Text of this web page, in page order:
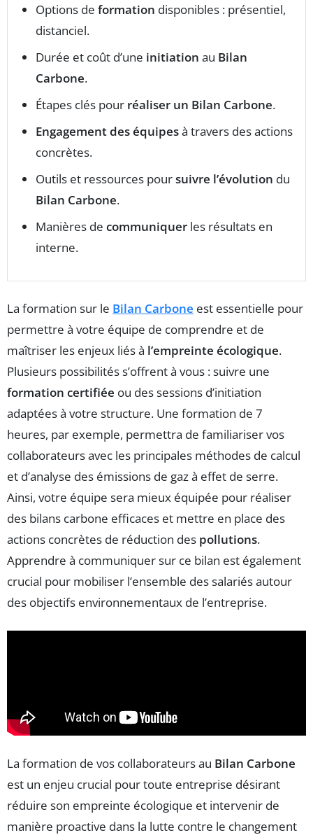
Options de formation disponibles : présentiel,
distanciel.
Durée et coût d’une initiation au Bilan
Carbone.
Étapes clés pour réaliser un Bilan Carbone.
Engagement des équipesà travers des actions
concrètes.
Outils et ressources poursuivre l’évolution du
Bilan Carbone.
Manières de communiquer les résultats en
interne.
La formation sur le Bilan Carbone est essentielle pour
permettre à votre équipe de comprendre et de
maîtriser les enjeux liés à l’empreinte écologique.
Plusieurs possibilités s’offrent à vous : suivre une
formation certifiée ou des sessions d’initiation
adaptées à votre structure. Une formation de 7
heures, par exemple, permettra de familiariser vos
collaborateurs avec les principales méthodes de calcul
et d’analyse des émissions de gaz à effet de serre.
Ainsi, votre équipe sera mieux équipée pour réaliser
des bilans carbone efficaces et mettre en place des
actions concrètes de réduction des pollutions.
Apprendre à communiquer sur ce bilan est également
crucial pour mobiliser l’ensemble des salariés autour
des objectifs environnementaux de l’entreprise.
La formation de vos collaborateurs au Bilan Carbone
est un enjeu crucial pour toute entreprise désirant
réduire son empreinte écologique et intervenir de
manière proactive dans la lutte contre le changement